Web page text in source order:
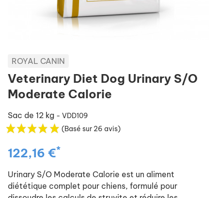
ROYAL CANIN
Veterinary Diet Dog Urinary S/O
Moderate Calorie
Sac de 12 kg - VDD109
(Basé sur 26 avis)
122,16 €*
Urinary S/O Moderate Calorie est un aliment
diététique complet pour chiens, formulé pour